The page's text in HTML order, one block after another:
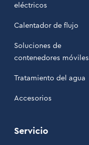
eléctricos
Calentador de flujo
Soluciones de
contenedores móviles
Tratamiento del agua
Accesorios
Servicio